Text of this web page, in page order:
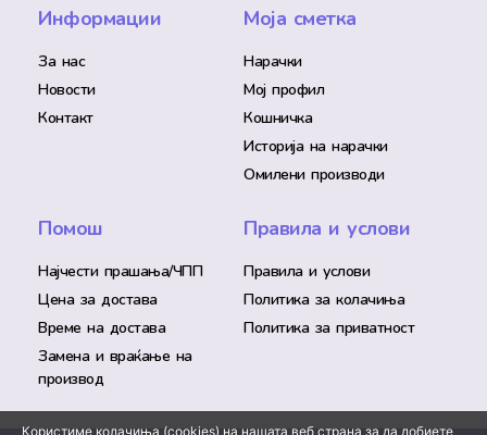
Информации
За нас
Новости
Контакт
Моја сметка
Нарачки
Мој профил
Кошничка
Историја на нарачки
Омилени производи
Помош
Најчести прашања/ЧПП
Цена за достава
Време на достава
Замена и враќање на
производ
Правила и услови
Правила и услови
Политика за колачиња
Политика за приватност
Користиме колачиња (cookies) на нашата веб страна за да добиете